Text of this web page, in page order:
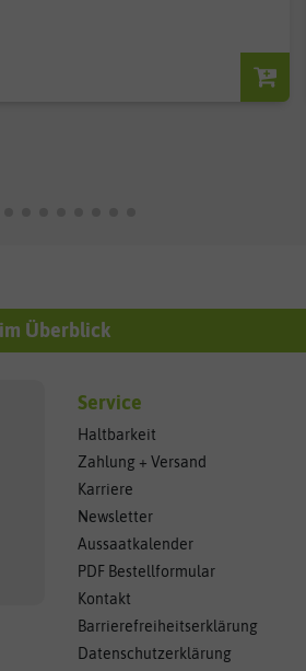
Überblick
Service
Haltbarkeit
Zahlung + Versand
Karriere
Newsletter
Aussaatkalender
PDF Bestellformular
Kontakt
Barrierefreiheitserklärung
Datenschutzerklärung